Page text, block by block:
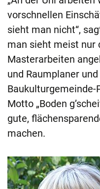
vorschnellen
sieht man nicht“,
man sieht meist nur
Masterarbeiten
und Raumplaner
Motto „Boden
gute,
machen.